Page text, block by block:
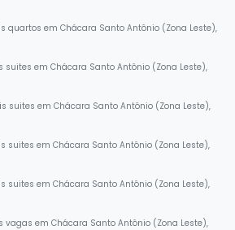
quartos em Chácara Santo Antônio (Zona Leste),
suites em Chácara Santo Antônio (Zona Leste),
suites em Chácara Santo Antônio (Zona Leste),
suites em Chácara Santo Antônio (Zona Leste),
suites em Chácara Santo Antônio (Zona Leste),
vagas em Chácara Santo Antônio (Zona Leste),